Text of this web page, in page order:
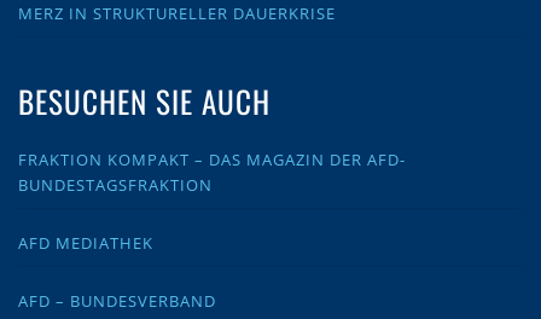
MERZ IN STRUKTURELLER DAUERKRISE
BESUCHEN SIE AUCH
FRAKTION KOMPAKT – DAS MAGAZIN DER AFD-
BUNDESTAGSFRAKTION
AFD MEDIATHEK
AFD – BUNDESVERBAND